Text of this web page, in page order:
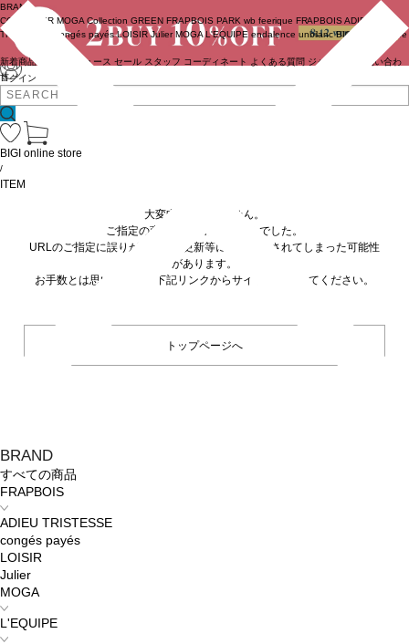
ログイン
BRAND
COUTURIER MOGA Collection GREEN FRAPBOIS PARK wb feerique FRAPBOIS ADIEU
TRISTESSE
congés payés LOISIR Julier MOGA L'EQUIPE endalence unbilanc BIGI online store
新着商品 ニュース セール スタッフ コーディネート よくある質問 ジャーナル
お問い合わ
せ
BRAND
すべての商品
FRAPBOIS
ADIEU TRISTESSE
congés payés
LOISIR
Julier
MOGA
L'EQUIPE
BIGI online store
/
ITEM
大変申し訳ありません。
ご指定の商品が見つかりませんでした。
URLのご指定に誤りがあるか、更新等に伴い削除されてしまった可能性
があります。
お手数とは思いますが、下記リンクからサイトへ移動してください。
トップページへ